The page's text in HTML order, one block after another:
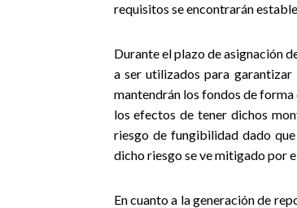
requisitos se encontrarán
Durante el plazo de asignación
a ser utilizados para
mantendrán los fondos de
los efectos de tener dichos
riesgo de fungibilidad dado
dicho riesgo se ve mitigado por
En cuanto a la generación de